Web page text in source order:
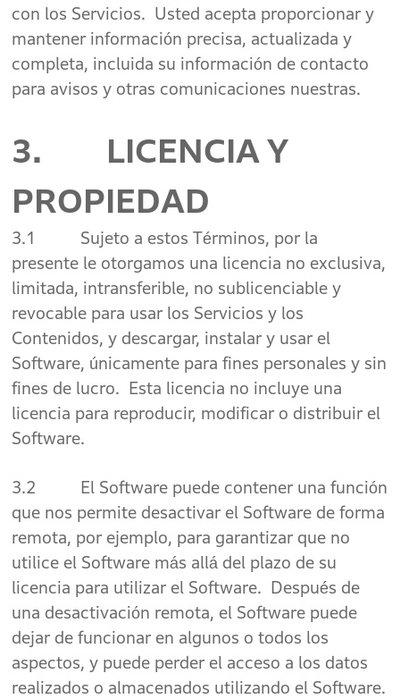
con los Servicios. Usted acepta proporcionar y
mantener información precisa, actualizada y
completa, incluida su información de contacto
para avisos y otras comunicaciones nuestras.
3. LICENCIA Y
PROPIEDAD
3.1 Sujeto a estos Términos, por la
presente le otorgamos una licencia no exclusiva,
limitada, intransferible, no sublicenciable y
revocable para usar los Servicios y los
Contenidos, y descargar, instalar y usar el
Software, únicamente para fines personales y sin
fines de lucro. Esta licencia no incluye una
licencia para reproducir, modificar o distribuir el
Software.
3.2 El Software puede contener una función
que nos permite desactivar el Software de forma
remota, por ejemplo, para garantizar que no
utilice el Software más allá del plazo de su
licencia para utilizar el Software. Después de
una desactivación remota, el Software puede
dejar de funcionar en algunos o todos los
aspectos, y puede perder el acceso a los datos
realizados o almacenados utilizando el Software.